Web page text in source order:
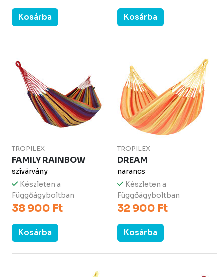
Kosárba Kosárba
TROPILEX
FAMILY RAINBOW
szivárvány
Készleten a
Függőágyboltban
38 900 Ft
Kosárba
TROPILEX
DREAM
narancs
Készleten a
Függőágyboltban
32 900 Ft
Kosárba